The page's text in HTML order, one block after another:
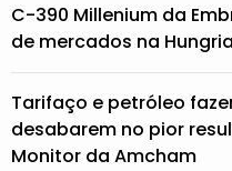
C-390 Millenium da
de mercados na
Tarifaço e petróleo
desabarem no pior
Monitor da Amcham